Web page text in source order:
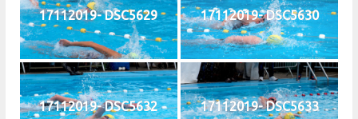
17112019- DSC5629 17112019- DSC5630
17112019- DSC5632 17112019- DSC5633